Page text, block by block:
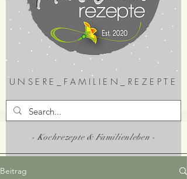
UNSERE_FAMILIEN_REZEPTE
- Kochrezepte & Familienleben -
Beitrag